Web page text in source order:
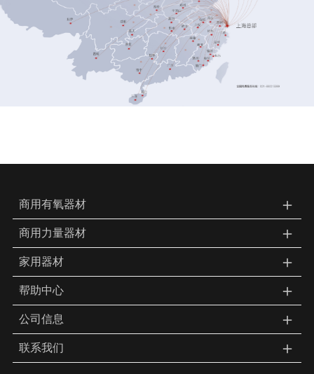
商用有氧器材 ＋
商用力量器材 ＋
家用器材 ＋
帮助中心 ＋
公司信息 ＋
联系我们 ＋